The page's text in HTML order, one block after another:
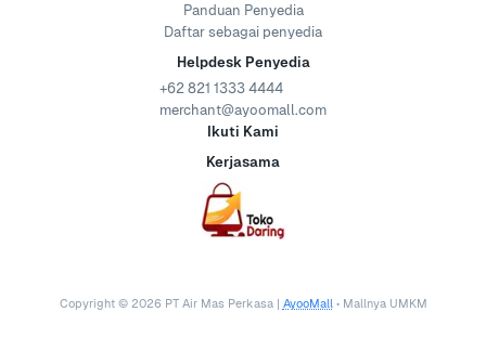
Panduan Penyedia
Daftar sebagai penyedia
Helpdesk Penyedia
+62 821 1333 4444
merchant@ayoomall.com
Ikuti Kami
Kerjasama
Copyright © 2026 PT Air Mas Perkasa | AyooMall • Mallnya UMKM